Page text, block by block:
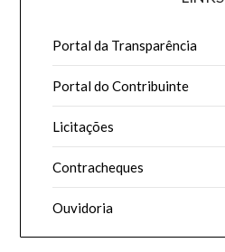
Portal da Transparência
Portal do Contribuinte
Licitações
Contracheques
Ouvidoria